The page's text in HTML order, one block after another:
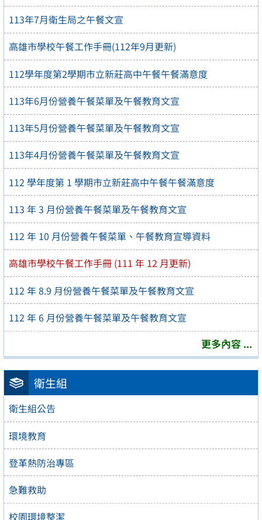
113年7月衛生局之午餐文宣
高雄市學校午餐工作手冊(112年9月更新)
112學年度第2學期市立新莊高中午餐午餐滿意度
113年6月份營養午餐菜單及午餐教育文宣
113年5月份營養午餐菜單及午餐教育文宣
113年4月份營養午餐菜單及午餐教育文宣
112 學年度第 1 學期市立新莊高中午餐午餐滿意度
113 年 3 月份營養午餐菜單及午餐教育文宣
112 年 10 月份營養午餐菜單、午餐教育宣導資料
高雄市學校午餐工作手冊 (111 年 12 月更新)
112 年 8.9 月份營養午餐菜單及午餐教育文宣
112 年 6 月份營養午餐菜單及午餐教育文宣
更多內容 ...
衛生組
衛生組公告
環境教育
登革熱防治專區
急難救助
校園環境整潔